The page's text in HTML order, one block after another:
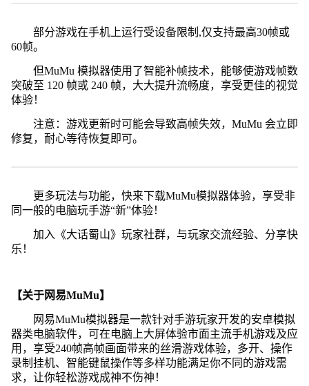
部分游戏在手机上运行受设备限制,仅支持最高30帧或
60帧。
但MuMu 模拟器使用了智能补帧技术，能够使游戏帧数
突破至 120 帧或 240 帧，大大提升流畅度，享受更佳的视觉
体验！
注意：游戏更新时可能会导致高帧失效，MuMu 会立即
修复，耐心等待恢复即可。
更多玩法与功能，快来下载MuMu模拟器体验，享受非
同一般的电脑玩手游“新”体验！
加入《大话蜀山》玩家社群，与玩家交流经验、分享快
乐！
【关于网易MuMu】
网易MuMu模拟器是一款针对手游玩家开发的安卓模拟
器类电脑软件，可在电脑上大屏体验市面主流手机游戏及应
用，享受240帧高帧画面带来的丝滑游戏体验，多开、操作
录制挂机、智能键鼠操作等多样功能满足你不同的游戏需
求，让你轻松游戏成神不伤神！